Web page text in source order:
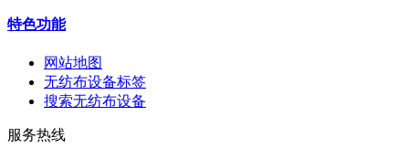
特色功能
网站地图
无纺布设备标签
搜索无纺布设备
服务热线